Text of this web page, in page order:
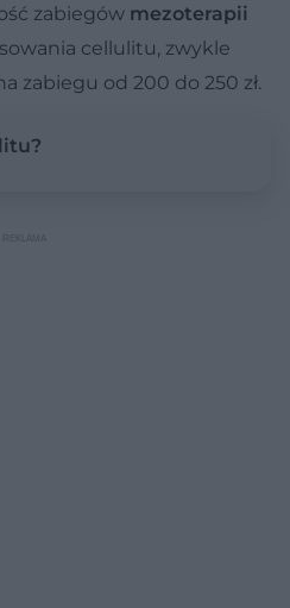
zabiegów mezoterapii
cellulitu, zwykle
zabiegu od 200 do 250 zł.